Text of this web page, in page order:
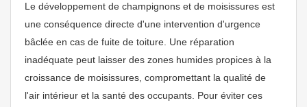
Le développement de champignons et de moisissures est
une conséquence directe d'une intervention d'urgence
bâclée en cas de fuite de toiture. Une réparation
inadéquate peut laisser des zones humides propices à la
croissance de moisissures, compromettant la qualité de
l'air intérieur et la santé des occupants. Pour éviter ces